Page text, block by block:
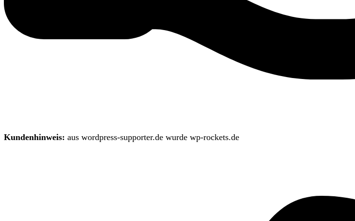
Kundenhinweis: aus wordpress-supporter.de wurde wp-rockets.de